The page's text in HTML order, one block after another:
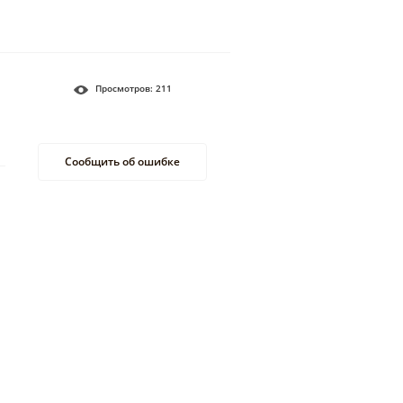
Просмотров: 211
Сообщить об ошибке